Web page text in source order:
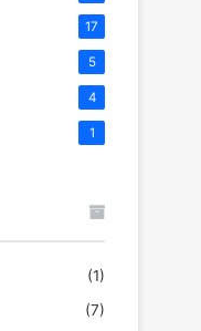
17
5
4
1
(1)
(7)